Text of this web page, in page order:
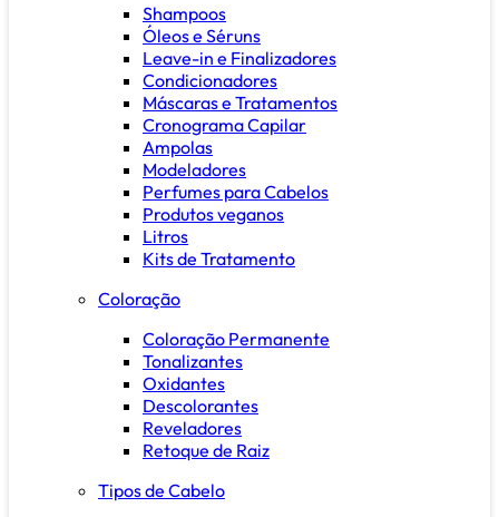
Shampoos
Óleos e Séruns
Leave-in e Finalizadores
Condicionadores
Máscaras e Tratamentos
Cronograma Capilar
Ampolas
Modeladores
Perfumes para Cabelos
Produtos veganos
Litros
Kits de Tratamento
Coloração
Coloração Permanente
Tonalizantes
Oxidantes
Descolorantes
Reveladores
Retoque de Raiz
Tipos de Cabelo